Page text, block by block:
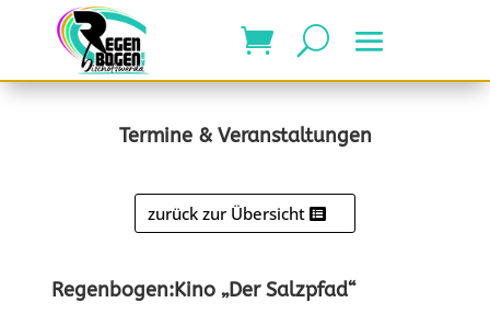
Termine & Veranstaltungen
zurück zur Übersicht
Regenbogen:Kino „Der Salzpfad“